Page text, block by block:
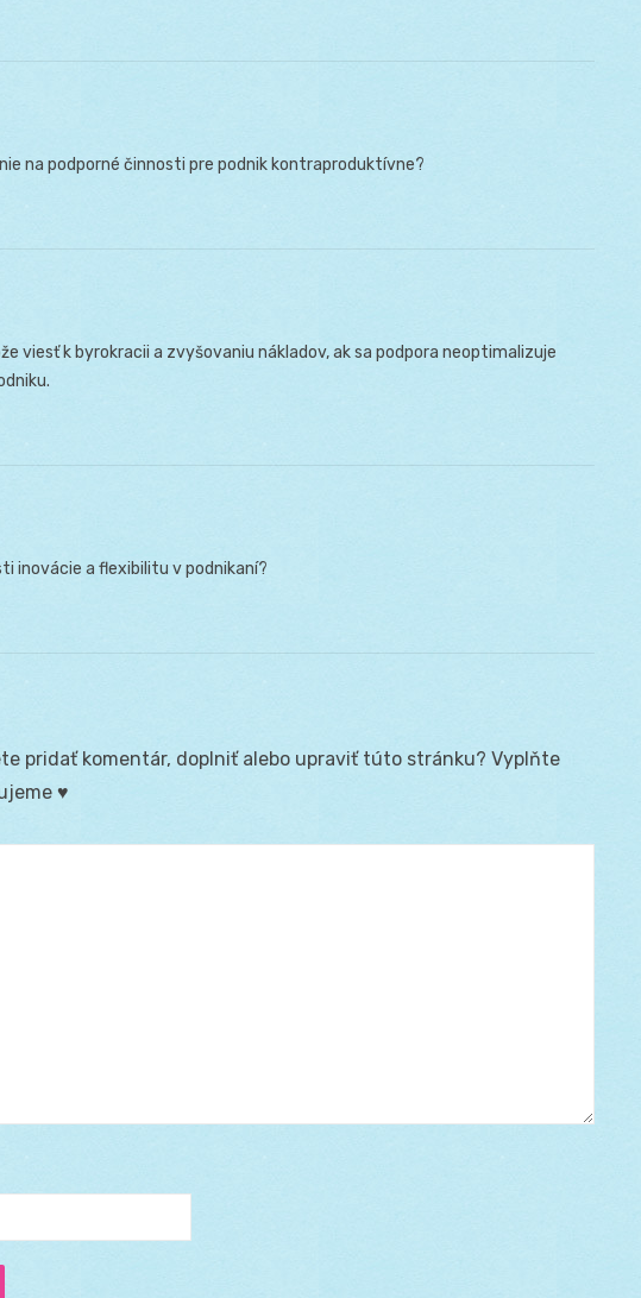
na podporné činnosti pre podnik kontraproduktívne?
viesť k byrokracii a zvyšovaniu nákladov, ak sa podpora neoptimalizuje
inovácie a flexibilitu v podnikaní?
pridať komentár, doplniť alebo upraviť túto stránku? Vyplňte
♥